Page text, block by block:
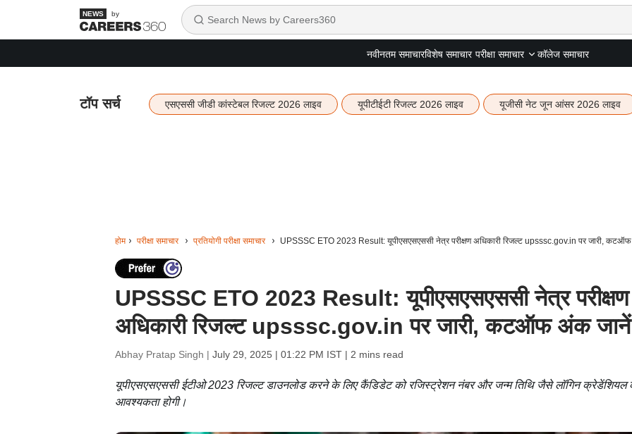
by
नवीनतम समाचारविशेष समाचार परीक्षा समाचार कॉलेज समाचार
टॉप सर्च एसएससी जीडी कांस्टेबल रिजल्ट 2026 लाइव यूपीटीईटी रिजल्ट 2026 लाइव यूजीसी नेट जून आंसर 2026 लाइव
होम परीक्षा समाचार प्रतियोगी परीक्षा समाचार UPSSSC ETO 2023 Result: यूपीएसएसएससी नेत्र परीक्षण अधिकारी रिजल्ट upsssc.gov.in पर जारी,
UPSSSC ETO 2023 Result: यूपीएसएसएससी नेत्र परीक्षण
अधिकारी रिजल्ट upsssc.gov.in पर जारी, कटऑफ अंक जानें
Abhay Pratap Singh | July 29, 2025 | 01:22 PM IST| 2 mins read
यूपीएसएसएससी ईटीओ 2023 रिजल्ट डाउनलोड करने के लिए कैंडिडेट को रजिस्ट्रेशन नंबर और जन्म तिथि जैसे लॉगिन क्रेडेंशियल
आवश्यकता होगी।